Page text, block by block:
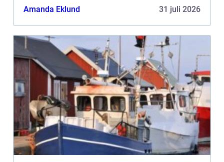
Amanda Eklund 31 juli 2026